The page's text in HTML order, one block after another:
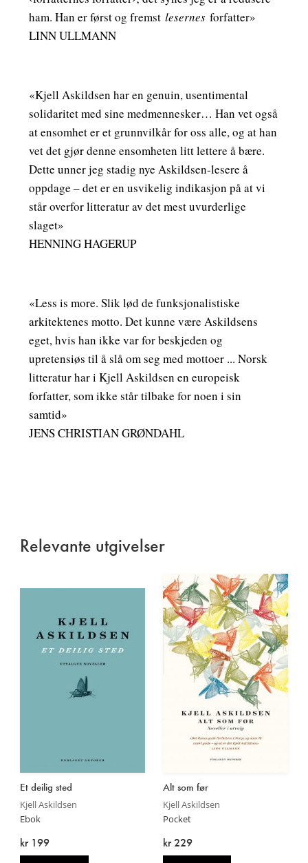
ham. Han er først og fremst lesernes forfatter»
LINN ULLMANN
«Kjell Askildsen har en genuin, usentimental
solidaritet med sine medmennesker… Han vet også
at ensomhet er et grunnvilkår for oss alle, og at han
vet det gjør denne ensomheten litt lettere å bære.
Dette unner jeg stadig nye Askildsen-lesere å
oppdage – det er en usvikelig indikasjon på at vi
står overfor litteratur av det mest uvurderlige
slaget»
HENNING HAGERUP
«Less is more. Slik lød de funksjonalistiske
arkitektenes motto. Det kunne være Askildsens
eget, hvis han ikke var for beskjeden og
upretensiøs til å slå om seg med mottoer ... Norsk
litteratur har i Kjell Askildsen en europeisk
forfatter, som ikke står tilbake for noen i sin
samtid»
JENS CHRISTIAN GRØNDAHL
Relevante utgivelser
Et deilig sted
Kjell Askildsen
Ebok
kr 199
Alt som før
Kjell Askildsen
Pocket
kr 229